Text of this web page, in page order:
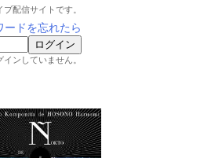
配信サイトです。
ードを忘れたら
インしていません。